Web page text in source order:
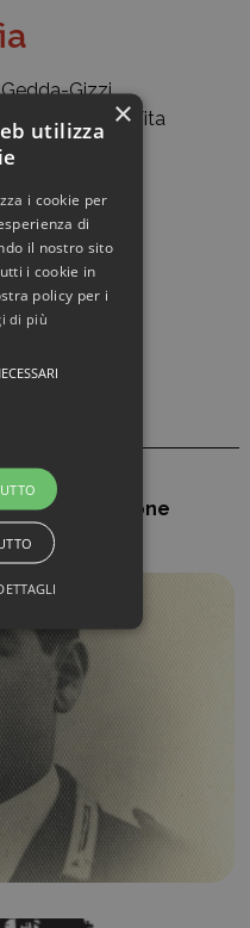
Gizzi.
, in «Vita
di Azione
×
utilizza
i cookie per
di
il nostro sito
i cookie in
policy per i
di più